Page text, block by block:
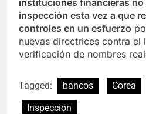
inspección esta vez a que
controles en un esfuerzo
nuevas directrices contra el
verificación de nombres
Tagged: bancos Corea
Inspección